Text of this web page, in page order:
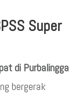
Super
di Purbalingga
bergerak